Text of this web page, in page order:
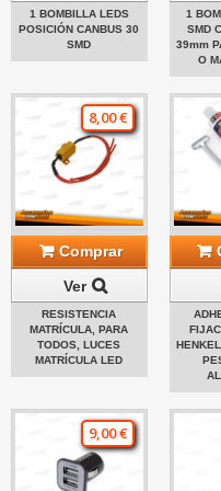
1 BOMBILLA LEDS
POSICIÓN CANBUS 30
SMD
1
SMD
39mm
O
8,00 €
Comprar
Ver
RESISTENCIA
MATRÍCULA, PARA
TODOS, LUCES
MATRÍCULA LED
9,00 €